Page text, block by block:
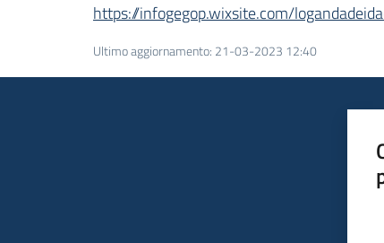
https://infogegop.wixsite.com/
Ultimo aggiornamento: 21-03-2023 12:40